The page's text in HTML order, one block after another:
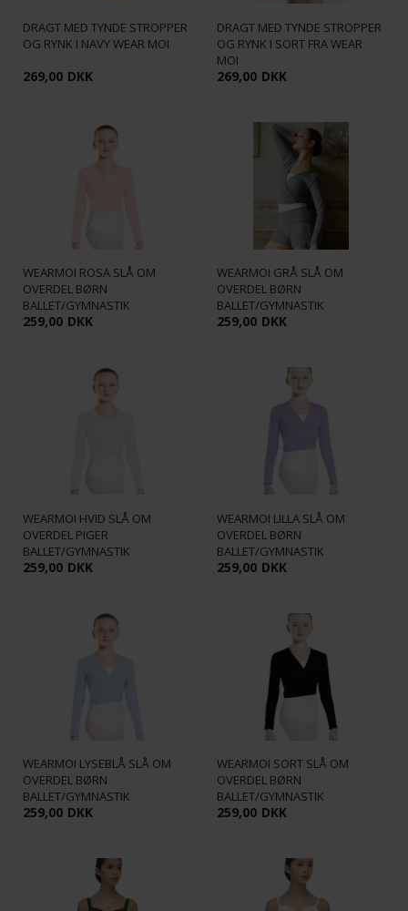
DRAGT MED TYNDE STROPPER
OG RYNK I NAVY WEAR MOI
269,00 DKK
DRAGT MED TYNDE STROPPER
OG RYNK I SORT FRA WEAR
MOI
269,00 DKK
WEARMOI ROSA SLÅ OM
OVERDEL BØRN
BALLET/GYMNASTIK
259,00 DKK
WEARMOI GRÅ SLÅ OM
OVERDEL BØRN
BALLET/GYMNASTIK
259,00 DKK
WEARMOI HVID SLÅ OM
OVERDEL PIGER
BALLET/GYMNASTIK
259,00 DKK
WEARMOI LILLA SLÅ OM
OVERDEL BØRN
BALLET/GYMNASTIK
259,00 DKK
WEARMOI LYSEBLÅ SLÅ OM
OVERDEL BØRN
BALLET/GYMNASTIK
259,00 DKK
WEARMOI SORT SLÅ OM
OVERDEL BØRN
BALLET/GYMNASTIK
259,00 DKK